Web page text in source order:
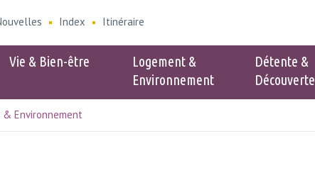
Index Itinéraire
Vie & Bien-être
Logement &
Environnement
Détente &
Découverte
& Environnement